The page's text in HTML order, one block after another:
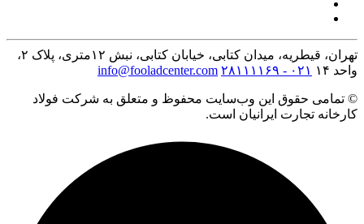
تهران، قیطریه، میدان کتابی، خیابان کتابی، نبش ۱۲متری، پلاک ۲،
واحد ۱۴
۰۲۱ - ۲۸۱۱۱۱۶۹ info@fooladcenter.com
© تمامی حقوق این وب‌سایت محفوظ و متعلق به شرکت فولاد
کارخانه تجارت ایرانیان است.